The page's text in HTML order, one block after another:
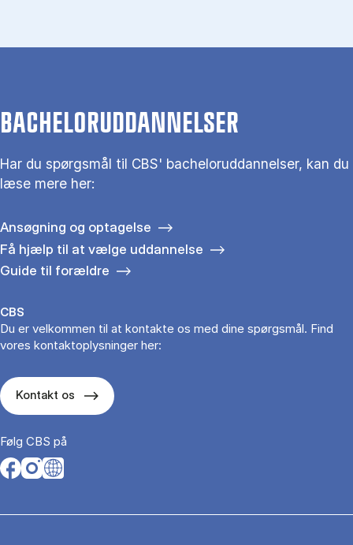
BACHELORUDDANNELSER
Har du spørgsmål til CBS' bacheloruddannelser, kan du
læse mere her:
Ansøgning og optagelse
Få hjælp til at vælge uddannelse
Guide til forældre
CBS
Du er velkommen til at kontakte os med dine spørgsmål. Find
vores kontaktoplysninger her:
Kontakt os
Følg CBS på
Opens in a new tab
Opens in a new tab
Opens in a new tab